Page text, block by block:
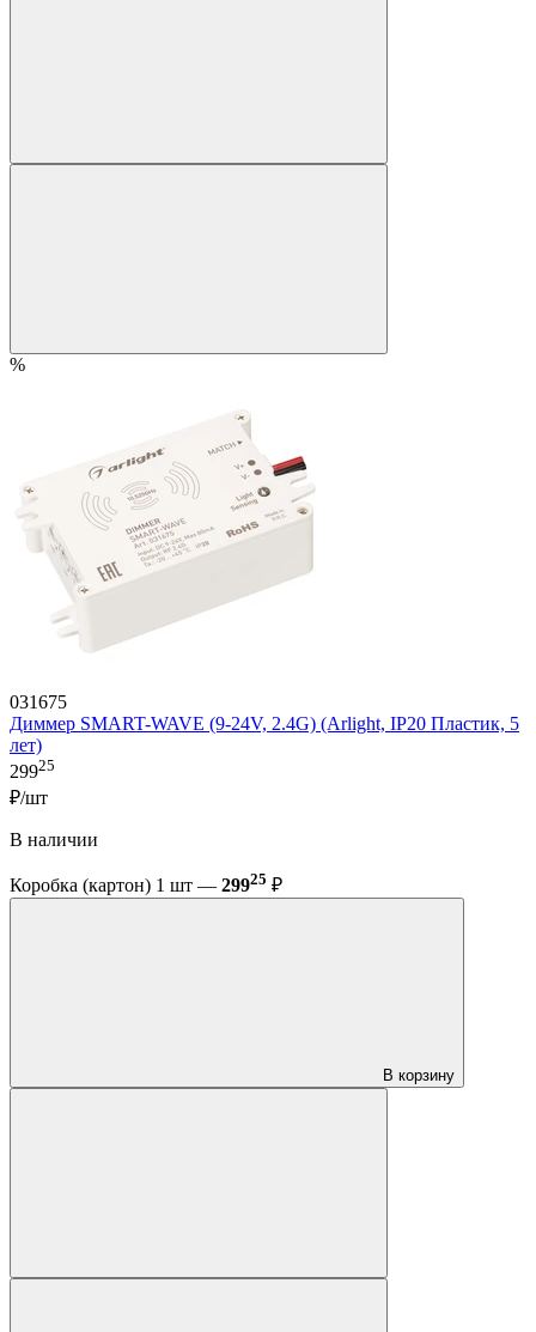
%
031675
Диммер SMART-WAVE (9-24V, 2.4G) (Arlight, IP20 Пластик, 5
лет)
29925
₽/шт
В наличии
Коробка (картон) 1 шт — 29925 ₽
В корзину